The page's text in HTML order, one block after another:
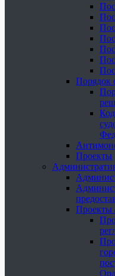
Порядок
Проекты
Проекты